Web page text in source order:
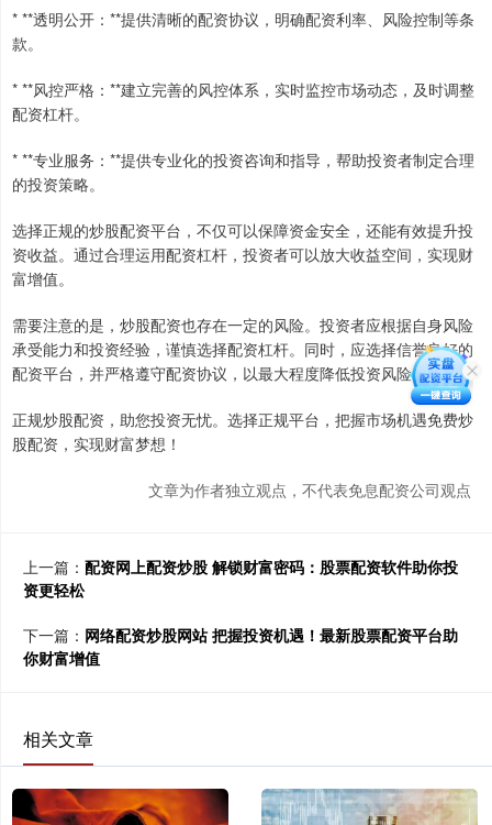
* **透明公开：**提供清晰的配资协议，明确配资利率、风险控制等条
款。
* **风控严格：**建立完善的风控体系，实时监控市场动态，及时调整
配资杠杆。
* **专业服务：**提供专业化的投资咨询和指导，帮助投资者制定合理
的投资策略。
选择正规的炒股配资平台，不仅可以保障资金安全，还能有效提升投
资收益。通过合理运用配资杠杆，投资者可以放大收益空间，实现财
富增值。
需要注意的是，炒股配资也存在一定的风险。投资者应根据自身风险
承受能力和投资经验，谨慎选择配资杠杆。同时，应选择信誉良好的
配资平台，并严格遵守配资协议，以最大程度降低投资风险。
正规炒股配资，助您投资无忧。选择正规平台，把握市场机遇免费炒
股配资，实现财富梦想！
文章为作者独立观点，不代表免息配资公司观点
上一篇： 配资网上配资炒股 解锁财富密码：股票配资软件助你投
资更轻松
下一篇： 网络配资炒股网站 把握投资机遇！最新股票配资平台助
你财富增值
相关文章